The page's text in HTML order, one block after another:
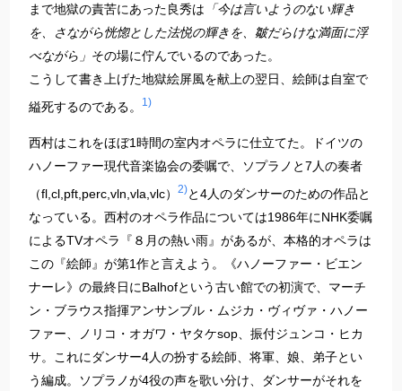
まで地獄の責苦にあった良秀は 「今は言いようのない輝き
を、さながら恍惚とした法悦の輝きを、皺だらけな満面に浮
べながら」 その場に佇んでいるのであった。
こうして書き上げた地獄絵屏風を献上の翌日、絵師は自室で
縊死するのである。
1)
西村はこれをほぼ1時間の室内オペラに仕立てた。ドイツの
ハノーファー現代音楽協会の委嘱で、ソプラノと7人の奏者
（fl,cl,pft,perc,vln,vla,vlc）
2)と4人のダンサーのための作品と
なっている。西村のオペラ作品については1986年にNHK委嘱
によるTVオペラ『８月の熱い雨』があるが、本格的オペラは
この『絵師』が第1作と言えよう。《ハノーファー・ビエン
ナーレ》の最終日にBalhofという古い館での初演で、マーチ
ン・ブラウス指揮アンサンブル・ムジカ・ヴィヴァ・ハノー
ファー、ノリコ・オガワ・ヤタケsop、振付ジュンコ・ヒカ
サ。これにダンサー4人の扮する絵師、将軍、娘、弟子とい
う編成。ソプラノが4役の声を歌い分け、ダンサーがそれを